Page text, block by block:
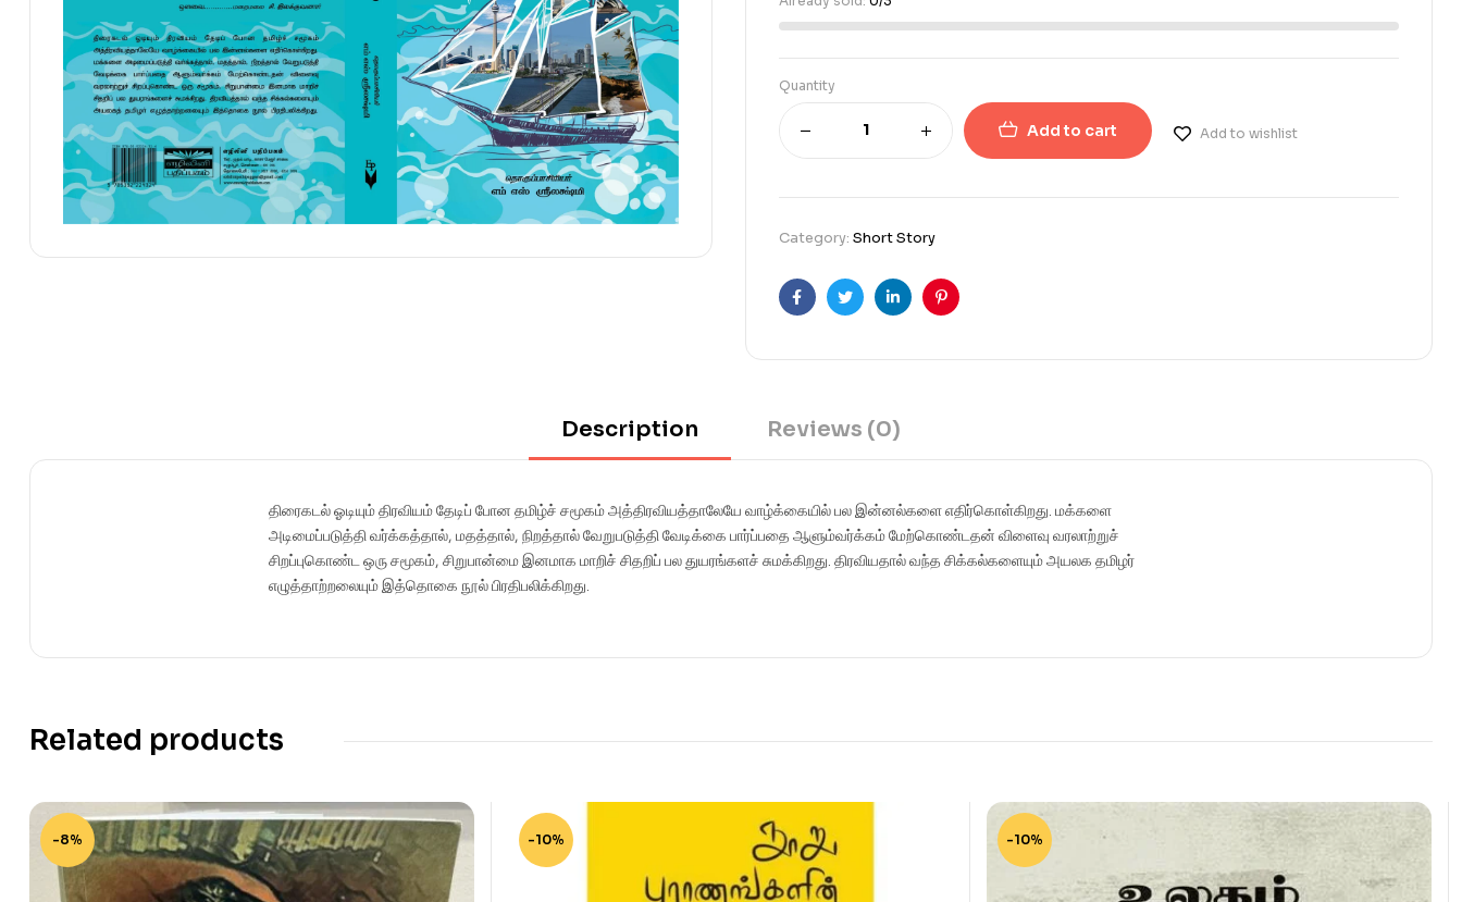
Quantity
Add to cart Add to wishlist
Category: Short Story
FacebookTwitterLinkedinPinterest
Description Reviews (0)
திரைகடல் ஓடியும் திரவியம் தேடிப் போன தமிழ்ச் சமூகம் அத்திரவியத்தாலேயே வாழ்க்கையில் பல இன்னல்களை எதிர்கொள்கிறது. மக்களை
அடிமைப்படுத்தி வர்க்கத்தால், மதத்தால், நிறத்தால் வேறுபடுத்தி வேடிக்கை பார்ப்பதை ஆளும்வர்க்கம் மேற்கொண்டதன் விளைவு வரலாற்றுச்
சிறப்புகொண்ட ஒரு சமூகம், சிறுபான்மை இனமாக மாறிச் சிதறிப் பல துயரங்களச் சுமக்கிறது. திரவியதால் வந்த சிக்கல்களையும் அயலக தமிழர்
எழுத்தாற்றலையும் இத்தொகை நூல் பிரதிபலிக்கிறது.
Related products
-8% -10% -10%